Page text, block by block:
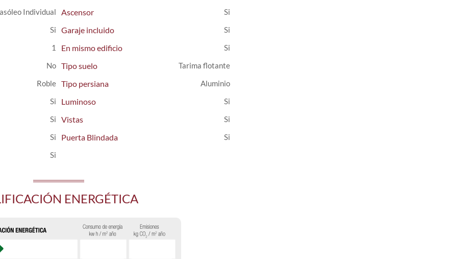
Individual
Ascensor
Garaje incluido
1
En mismo edificio
Tipo suelo Tarima flotante
Roble Tipo persiana Aluminio
Luminoso
Vistas
Puerta Blindada
ENERGÉTICA